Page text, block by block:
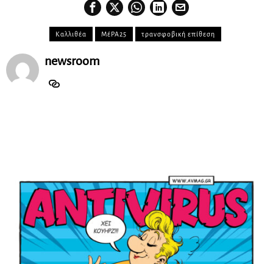
Καλλιθέα ΜέΡΑ25 τρανσφοβική επίθεση
newsroom